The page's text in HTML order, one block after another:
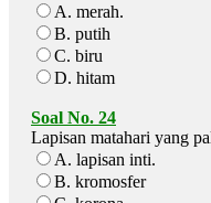
A. merah.
B. putih
C. biru
D. hitam
Soal No. 24
Lapisan matahari yang
A. lapisan inti.
B. kromosfer